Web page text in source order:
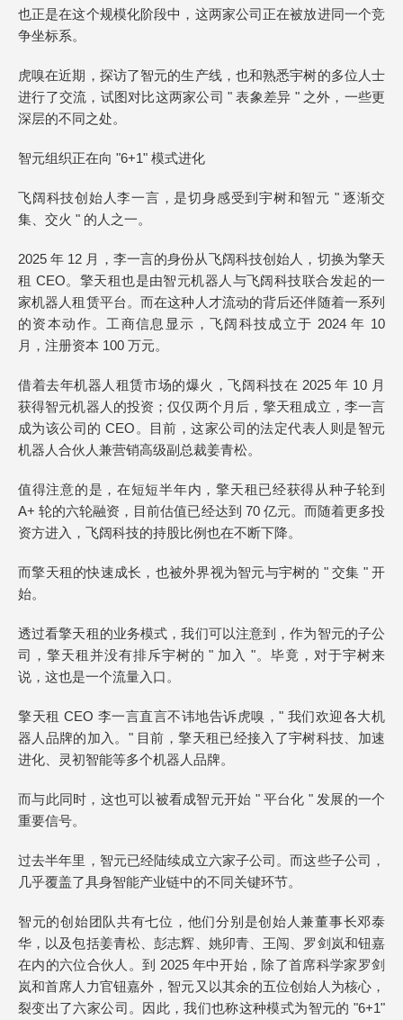
也正是在这个规模化阶段中，这两家公司正在被放进同一个竞
争坐标系。
虎嗅在近期，探访了智元的生产线，也和熟悉宇树的多位人士
进行了交流，试图对比这两家公司 " 表象差异 " 之外，一些更
深层的不同之处。
智元组织正在向 "6+1" 模式进化
飞阔科技创始人李一言，是切身感受到宇树和智元 " 逐渐交
集、交火 " 的人之一。
2025 年 12 月，李一言的身份从飞阔科技创始人，切换为擎天
租 CEO。擎天租也是由智元机器人与飞阔科技联合发起的一
家机器人租赁平台。而在这种人才流动的背后还伴随着一系列
的资本动作。工商信息显示，飞阔科技成立于 2024 年 10
月，注册资本 100 万元。
借着去年机器人租赁市场的爆火，飞阔科技在 2025 年 10 月
获得智元机器人的投资；仅仅两个月后，擎天租成立，李一言
成为该公司的 CEO。目前，这家公司的法定代表人则是智元
机器人合伙人兼营销高级副总裁姜青松。
值得注意的是，在短短半年内，擎天租已经获得从种子轮到
A+ 轮的六轮融资，目前估值已经达到 70 亿元。而随着更多投
资方进入，飞阔科技的持股比例也在不断下降。
而擎天租的快速成长，也被外界视为智元与宇树的 " 交集 " 开
始。
透过看擎天租的业务模式，我们可以注意到，作为智元的子公
司，擎天租并没有排斥宇树的 " 加入 "。毕竟，对于宇树来
说，这也是一个流量入口。
擎天租 CEO 李一言直言不讳地告诉虎嗅，" 我们欢迎各大机
器人品牌的加入。" 目前，擎天租已经接入了宇树科技、加速
进化、灵初智能等多个机器人品牌。
而与此同时，这也可以被看成智元开始 " 平台化 " 发展的一个
重要信号。
过去半年里，智元已经陆续成立六家子公司。而这些子公司，
几乎覆盖了具身智能产业链中的不同关键环节。
智元的创始团队共有七位，他们分别是创始人兼董事长邓泰
华，以及包括姜青松、彭志辉、姚卯青、王闯、罗剑岚和钮嘉
在内的六位合伙人。到 2025 年中开始，除了首席科学家罗剑
岚和首席人力官钮嘉外，智元又以其余的五位创始人为核心，
裂变出了六家公司。因此，我们也称这种模式为智元的 "6+1"